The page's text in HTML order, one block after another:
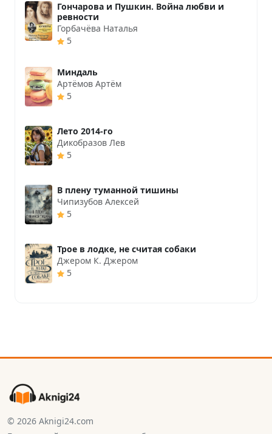
Гончарова и Пушкин. Война любви и
ревности
Горбачёва Наталья
5
Миндаль
Артёмов Артём
5
Лето 2014-го
Дикобразов Лев
5
В плену туманной тишины
Чипизубов Алексей
5
Трое в лодке, не считая собаки
Джером К. Джером
5
© 2026 Aknigi24.com